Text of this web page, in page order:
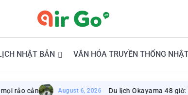
NHẬT BẢN VĂN HÓA TRUYỀN THỐNG
August 6, 2026 Du lịch Okayama 48 giờ: Lịch